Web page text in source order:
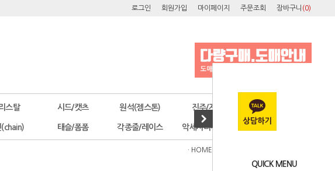
QUICK MENU
로그인 회원가입 마이페이지 주문조회 장바구니 (0)
스탈 시드/캣츠 원석(젬스톤) 진주/자개 오스트리아
(chain) 태슬/폼폼 각종줄/레이스 악세사리부자재 공구/포장
· HOME